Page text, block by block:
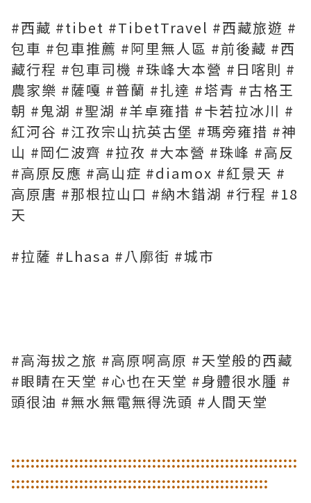
#西藏 #tibet #TibetTravel #西藏旅遊 #
包車 #包車推薦 #阿里無人區 #前後藏 #西
藏行程 #包車司機 #珠峰大本營 #日喀則 #
農家樂 #薩嘎 #普蘭 #扎達 #塔青 #古格王
朝 #鬼湖 #聖湖 #羊卓雍措 #卡若拉冰川 #
紅河谷 #江孜宗山抗英古堡 #瑪旁雍措 #神
山 #岡仁波齊 #拉孜 #大本營 #珠峰 #高反
#高原反應 #高山症 #diamox #紅景天 #
高原唐 #那根拉山口 #納木錯湖 #行程 #18
天
#拉薩 #Lhasa #八廓街 #城市
#高海拔之旅 #高原啊高原 #天堂般的西藏
#眼睛在天堂 #心也在天堂 #身體很水腫 #
頭很油 #無水無電無得洗頭 #人間天堂
:::::::::::::::::::::::::::::::::::::::::::::::::::::::::::
:::::::::::::::::::::::::::::::::::::::::::::::::::::